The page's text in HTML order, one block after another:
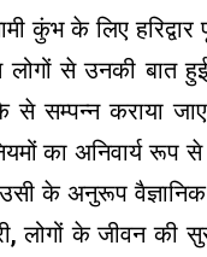
कुंभ के लिए
से उनकी बात हुई
सम्पन्न कराया
का अनिवार्य रूप
के अनुरूप वैज्ञानिक
लोगों के जीवन की